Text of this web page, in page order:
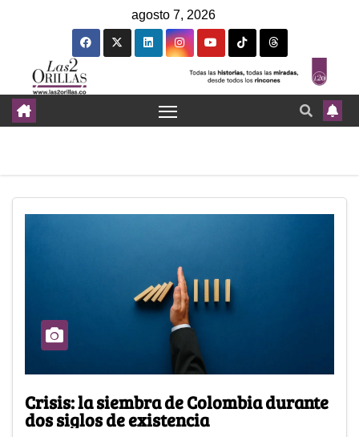
agosto 7, 2026
Crisis: la siembra de Colombia durante
dos siglos de existencia